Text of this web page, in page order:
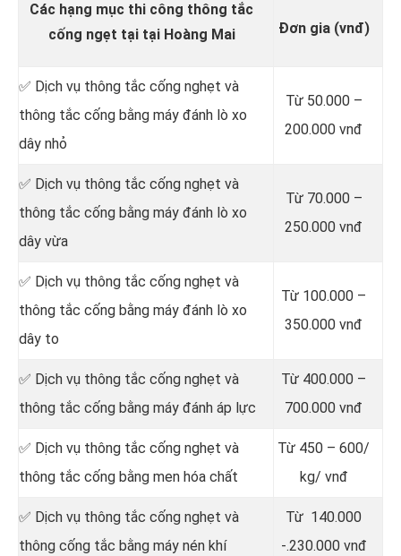
Các hạng mục thi công thông tắc
cống ngẹt tại tại Hoàng Mai
Đơn gia (vnđ)
✅ Dịch vụ thông tắc cống nghẹt và
thông tắc cống bằng máy đánh lò xo
dây nhỏ
Từ 50.000 –
200.000 vnđ
✅ Dịch vụ thông tắc cống nghẹt và
thông tắc cống bằng máy đánh lò xo
dây vừa
Từ 70.000 –
250.000 vnđ
✅ Dịch vụ thông tắc cống nghẹt và
thông tắc cống bằng máy đánh lò xo
dây to
Từ 100.000 –
350.000 vnđ
✅ Dịch vụ thông tắc cống nghẹt và
thông tắc cống bằng máy đánh áp lực
Từ 400.000 –
700.000 vnđ
✅ Dịch vụ thông tắc cống nghẹt và
thông tắc cống bằng men hóa chất
Từ 450 – 600/
kg/ vnđ
✅ Dịch vụ thông tắc cống nghẹt và
thông cống tắc bằng máy nén khí
Từ 140.000
-.230.000 vnđ